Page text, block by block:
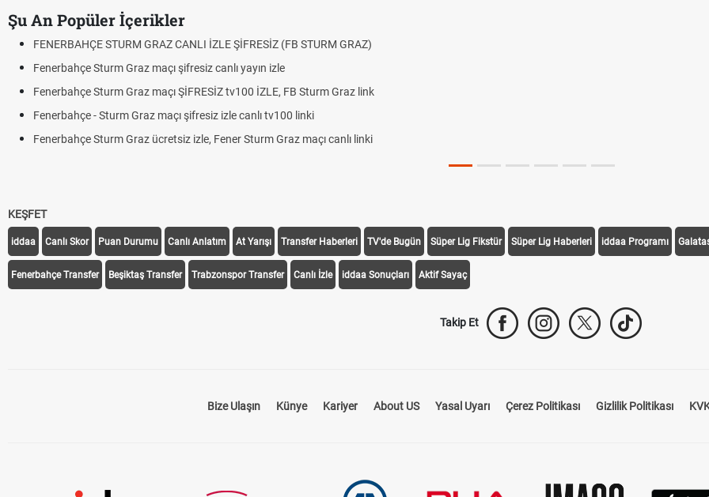
Şu An Popüler İçerikler
FENERBAHÇE STURM GRAZ CANLI İZLE ŞİFRESİZ (FB STURM GRAZ)
Fenerbahçe Sturm Graz maçı şifresiz canlı yayın izle
Fenerbahçe Sturm Graz maçı ŞİFRESİZ tv100 İZLE, FB Sturm Graz link
Fenerbahçe - Sturm Graz maçı şifresiz izle canlı tv100 linki
Fenerbahçe Sturm Graz ücretsiz izle, Fener Sturm Graz maçı canlı linki
KEŞFET
iddaa Canlı Skor Puan Durumu Canlı Anlatım At Yarışı Transfer Haberleri TV'de Bugün Süper Lig Fikstür Süper Lig Haberleri iddaa Programı
Fenerbahçe Transfer Beşiktaş Transfer Trabzonspor Transfer Canlı İzle iddaa Sonuçları Aktif Sayaç
Takip Et
Bize Ulaşın Künye Kariyer About US Yasal Uyarı Çerez Politikası Gizlilik Politikası